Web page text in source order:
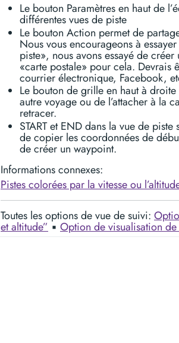
Le bouton Paramètres en haut de
différentes vues de piste
Le bouton Action permet de
Nous vous encourageons à
piste», nous avons essayé de
«carte postale» pour cela. Devrais
courrier électronique, Facebook,
Le bouton de grille en haut à
autre voyage ou de l’attacher à la
retracer.
START et END dans la vue de
de copier les coordonnées de
de créer un waypoint.
Informations connexes:
Pistes colorées par la vitesse ou
Toutes les options de vue de suivi:
et altitude” ▪︎ Option de visualisation de